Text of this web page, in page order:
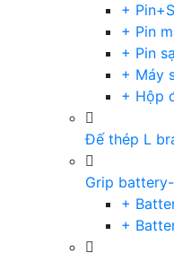
+
+ Pin
+ Pin
+ Máy
+ Hộp
Đế thép L
Grip
+
+